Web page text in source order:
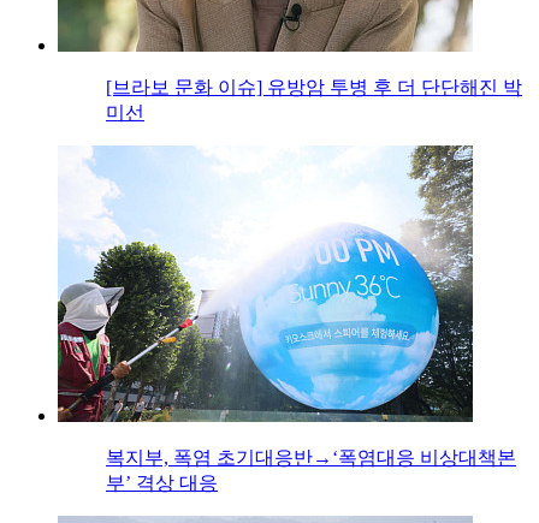
[브라보 문화 이슈] 유방암 투병 후 더 단단해진 박
미선
복지부, 폭염 초기대응반→‘폭염대응 비상대책본
부’ 격상 대응